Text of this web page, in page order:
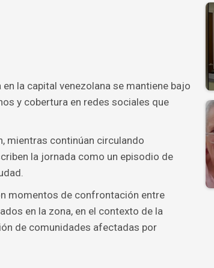
la capital venezolana se mantiene bajo
y cobertura en redes sociales que
mientras continúan circulando
la jornada como un episodio de
momentos de confrontación entre
en la zona, en el contexto de la
de comunidades afectadas por